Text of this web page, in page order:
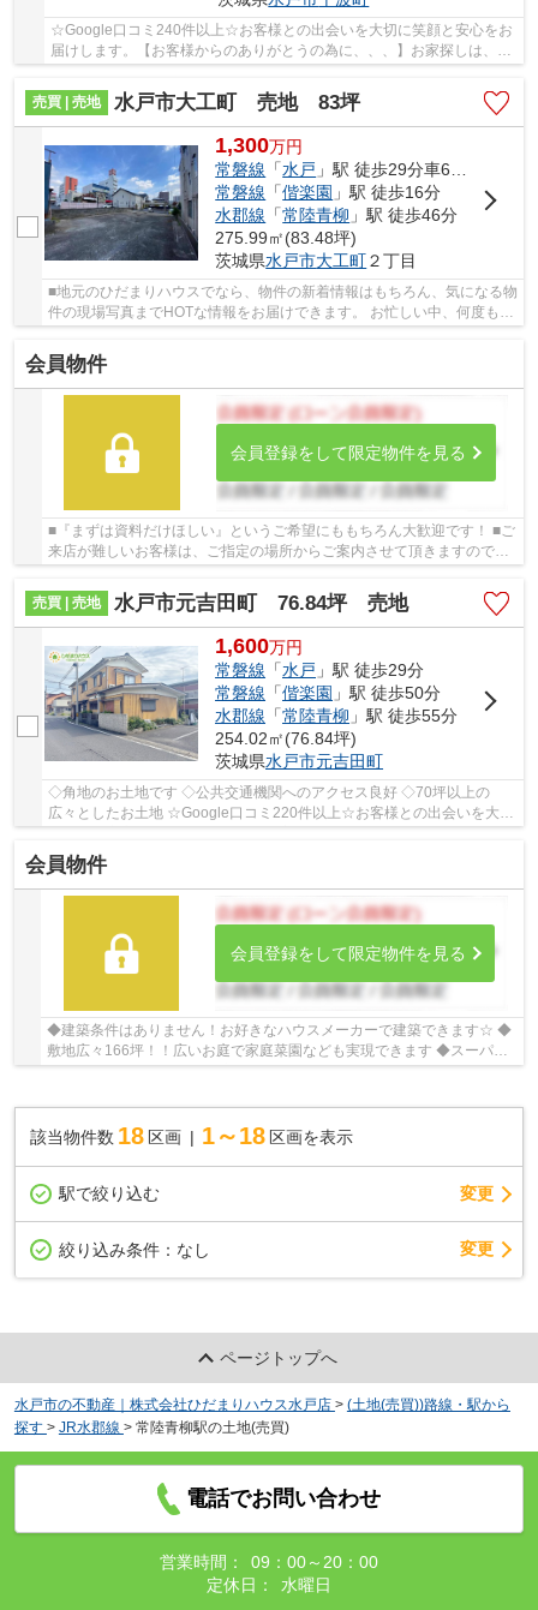
☆Google口コミ240件以上☆お客様との出会いを大切に笑顔と安心をお
届けします。【お客様からのありがとうの為に、、、】お家探しは、ひ
売買 | 売地
水戸市大工町 売地 83坪
1,300万円
常磐線 「水戸 」駅 徒歩29分車6分 2.2km
常磐線 「偕楽園 」駅 徒歩16分
水郡線 「常陸青柳 」駅 徒歩46分
275.99㎡(83.48坪)
茨城県水戸市大工町２丁目
■地元のひだまりハウスでなら、物件の新着情報はもちろん、気になる物
件の現場写真までHOTな情報をお届けできます。 お忙しい中、何度もお
会員物件
会員登録をして限定物件を見る
■『まずは資料だけほしい』というご希望にももちろん大歓迎です！ ■ご
来店が難しいお客様は、ご指定の場所からご案内させて頂きますので、
どうぞご遠慮なくお問い合わせください。平...
売買 | 売地
水戸市元吉田町 76.84坪 売地
1,600万円
常磐線 「水戸 」駅 徒歩29分
常磐線 「偕楽園 」駅 徒歩50分
水郡線 「常陸青柳 」駅 徒歩55分
254.02㎡(76.84坪)
茨城県水戸市元吉田町
◇角地のお土地です ◇公共交通機関へのアクセス良好 ◇70坪以上の
広々としたお土地 ☆Google口コミ220件以上☆お客様との出会いを大切
に笑顔と安心をお届けします。【お客様からのありが...
会員物件
会員登録をして限定物件を見る
◆建築条件はありません！お好きなハウスメーカーで建築できます☆ ◆
敷地広々166坪！！広いお庭で家庭菜園なども実現できます ◆スーパー
至近で、お買い物に便利な立地です(#^^#) ☆Googl...
該当物件数 18 区画 1～18 区画を表示
駅で絞り込む 変更
絞り込み条件： なし 変更
ページトップへ
水戸市の不動産｜株式会社ひだまりハウス水戸店 > (土地(売買))路線・駅から
探す > JR水郡線 > 常陸青柳駅の土地(売買)
電話でお問い合わせ
営業時間：
09：00～20：00
定休日：
水曜日